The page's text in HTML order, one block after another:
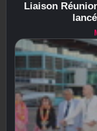
Liaison